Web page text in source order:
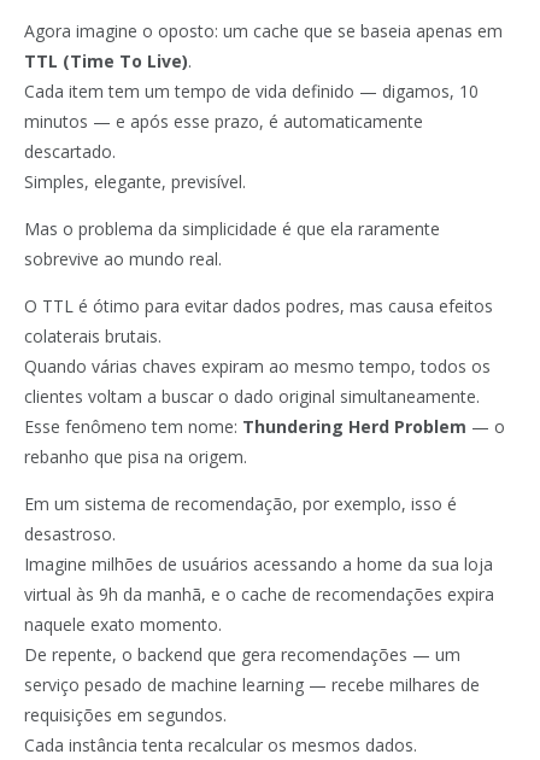
Agora imagine o oposto: um cache que se baseia apenas em
TTL (Time To Live).
Cada item tem um tempo de vida definido — digamos, 10
minutos — e após esse prazo, é automaticamente
descartado.
Simples, elegante, previsível.
Mas o problema da simplicidade é que ela raramente
sobrevive ao mundo real.
O TTL é ótimo para evitar dados podres, mas causa efeitos
colaterais brutais.
Quando várias chaves expiram ao mesmo tempo, todos os
clientes voltam a buscar o dado original simultaneamente.
Esse fenômeno tem nome: Thundering Herd Problem — o
rebanho que pisa na origem.
Em um sistema de recomendação, por exemplo, isso é
desastroso.
Imagine milhões de usuários acessando a home da sua loja
virtual às 9h da manhã, e o cache de recomendações expira
naquele exato momento.
De repente, o backend que gera recomendações — um
serviço pesado de machine learning — recebe milhares de
requisições em segundos.
Cada instância tenta recalcular os mesmos dados.